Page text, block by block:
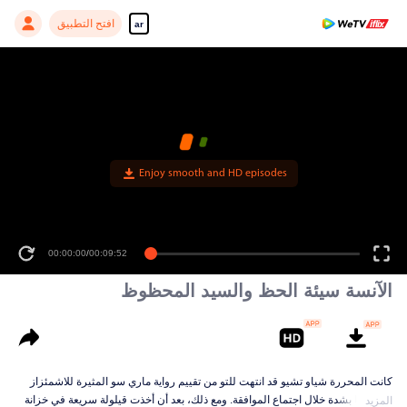
ar افتح التطبيق
Enjoy smooth and HD episodes
00:00:00/00:09:52
الآنسة سيئة الحظ والسيد المحظوظ
كانت المحررة شياو تشيو قد انتهت للتو من تقييم رواية ماري سو المثيرة للاشمئزاز
ورفضتها بشدة خلال اجتماع الموافقة. ومع ذلك، بعد أن أخذت قيلولة سريعة في خزانة
المزيد